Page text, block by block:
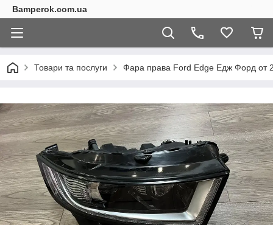
Bamperok.com.ua
Товари та послуги Фара права Ford Edge Едж Форд от